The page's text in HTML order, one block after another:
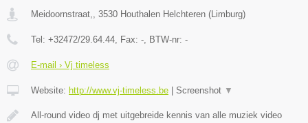
Meidoornstraat,, 3530 Houthalen Helchteren (Limburg)
Tel: +32472/29.64.44, Fax: -, BTW-nr: -
E-mail › Vj timeless
Website: http://www.vj-timeless.be Screenshot ▼
All-round video dj met uitgebreide kennis van alle muziek video